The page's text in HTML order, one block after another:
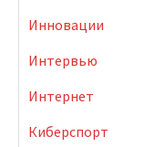
Инновации
Интервью
Интернет
Киберспорт